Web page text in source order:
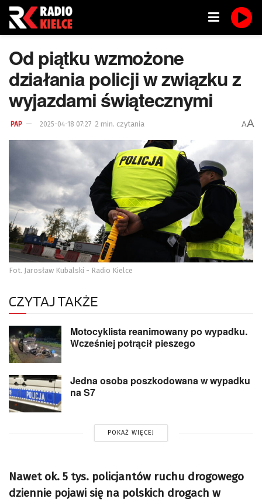
Od piątku wzmożone
działania policji w związku z
wyjazdami świątecznymi
PAP 2025-04-18 07:27 2 min. czytania AA
Fot. Jarosław Kubalski - Radio Kielce
CZYTAJ TAKŻE
Motocyklista reanimowany po wypadku.
Wcześniej potrącił pieszego
Jedna osoba poszkodowana w wypadku
na S7
POKAŻ WIĘCEJ
Nawet ok. 5 tys. policjantów ruchu drogowego
dziennie pojawi się na polskich drogach w